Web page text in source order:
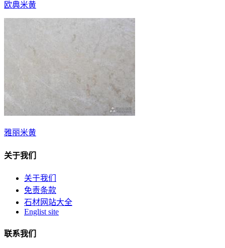
欧典米黄
雅丽米黄
关于我们
关于我们
免责条款
石材网站大全
Englist site
联系我们